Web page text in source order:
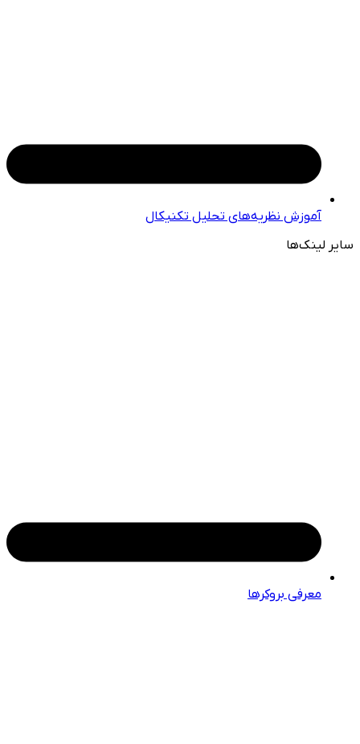
آموزش نظریه‌های تحلیل تکنیکال
سایر لینک‌ها
معرفی بروکرها